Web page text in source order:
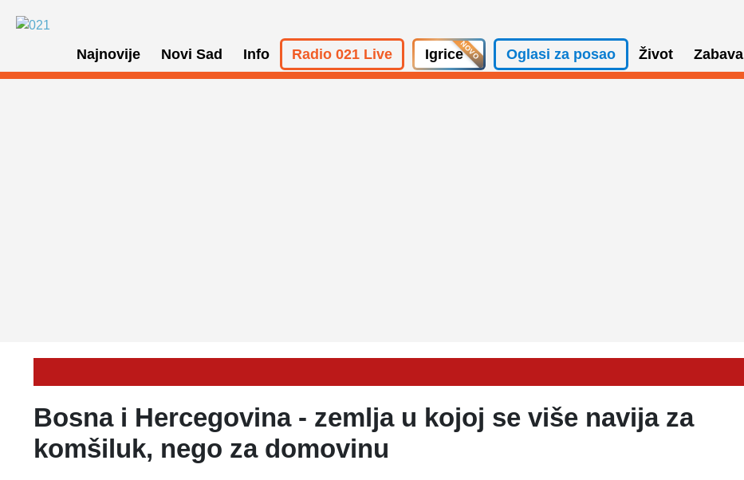
Najnovije Novi Sad Info Radio 021 Live Igrice Oglasi za posao Život Zabava
Bosna i Hercegovina - zemlja u kojoj se više navija za
komšiluk, nego za domovinu